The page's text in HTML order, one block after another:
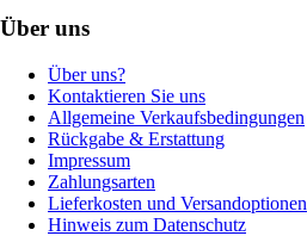
Über uns
Über uns?
Kontaktieren Sie uns
Allgemeine Verkaufsbedingungen
Rückgabe & Erstattung
Impressum
Zahlungsarten
Lieferkosten und Versandoptionen
Hinweis zum Datenschutz